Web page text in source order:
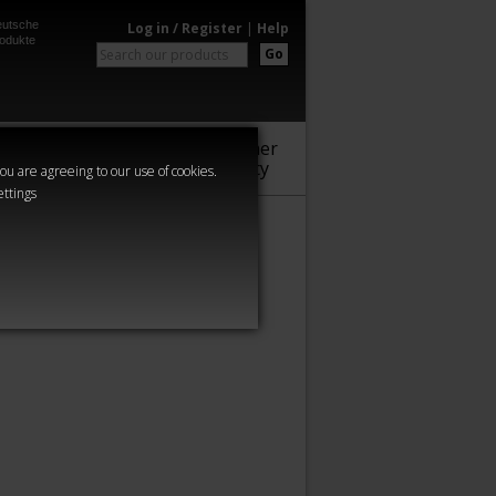
are agreeing to our use of cookies.
Log in / Register | Help
Go
Warhammer
Community